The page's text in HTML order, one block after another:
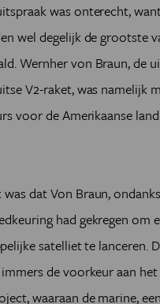
was onterecht,
wel degelijk de grootste
Wernher von Braun, de
V2-raket, was namelijk
voor de Amerikaanse
dat Von Braun,
had gekregen om
satelliet te lanceren.
de voorkeur aan
waaraan de marine,